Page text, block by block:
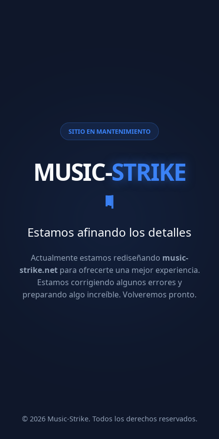
SITIO EN MANTENIMIENTO
MUSIC-STRIKE
Estamos afinando los detalles
Actualmente estamos rediseñando music-
strike.netpara ofrecerte una mejor experiencia.
Estamos corrigiendo algunos errores y
preparando algo increíble. Volveremos pronto.
© 2026 Music-Strike. Todos los derechos reservados.